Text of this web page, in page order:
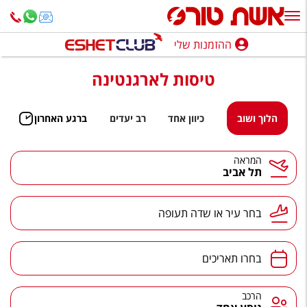
ההזמנות שלי
חופשה לפי סגנון
מלונות באילת
טיולים מאורגנים
חבילות נופש
הרגע האחרון
חבילות בריאות וספא
ההזמנות שלי
טיסות לארגנטינה
הלוך ושוב כיוון אחד רב יעדים ברגע האחרון
המראה
תל אביב
בחר עיר או שדה תעופה
בחרו תאריכים
הרכב